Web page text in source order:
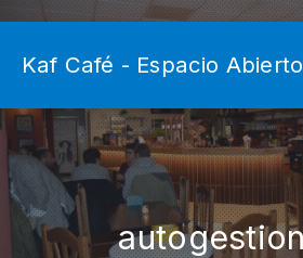
Kaf Café - Espacio Abierto